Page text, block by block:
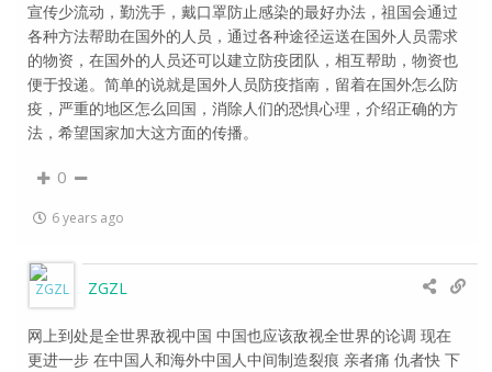
宣传少流动，勤洗手，戴口罩防止感染的最好办法，祖国会通过
各种方法帮助在国外的人员，通过各种途径运送在国外人员需求
的物资，在国外的人员还可以建立防疫团队，相互帮助，物资也
便于投递。简单的说就是国外人员防疫指南，留着在国外怎么防
疫，严重的地区怎么回国，消除人们的恐惧心理，介绍正确的方
法，希望国家加大这方面的传播。
0
6 years ago
ZGZL
网上到处是全世界敌视中国 中国也应该敌视全世界的论调 现在
更进一步 在中国人和海外中国人中间制造裂痕 亲者痛 仇者快 下